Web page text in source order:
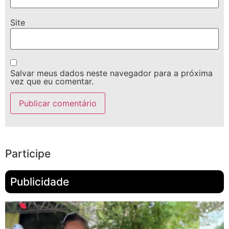
Site
Salvar meus dados neste navegador para a próxima
vez que eu comentar.
Participe
Publicidade